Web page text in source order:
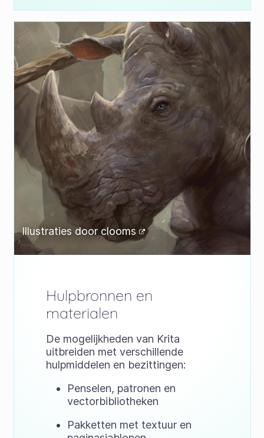
Illustraties door clooms
Hulpbronnen en
materialen
De mogelijkheden van Krita
uitbreiden met verschillende
hulpmiddelen en bezittingen:
Penselen, patronen en
vectorbibliotheken
Pakketten met textuur en